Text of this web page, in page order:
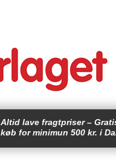
Altid lave fragtpriser –
køb for minimun 500 kr. i